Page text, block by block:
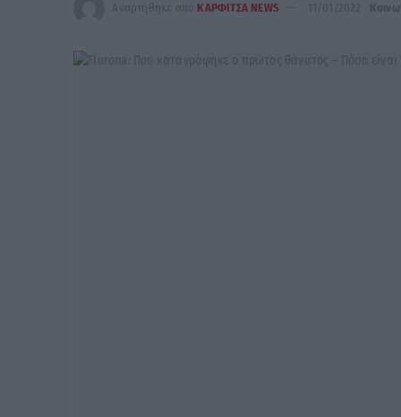
Αναρτήθηκε από ΚΑΡΦΙΤΣΑ NEWS 11/01/2022